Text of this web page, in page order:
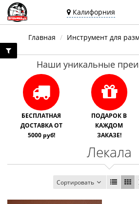
Калифорния
Калифорния
Главная Инструмент для
Наши уникальные
БЕСПЛАТНАЯ
ДОСТАВКА ОТ
5000 руб!
ПОДАРОК В
КАЖДОМ
ЗАКАЗЕ!
Лекала
Сортировать